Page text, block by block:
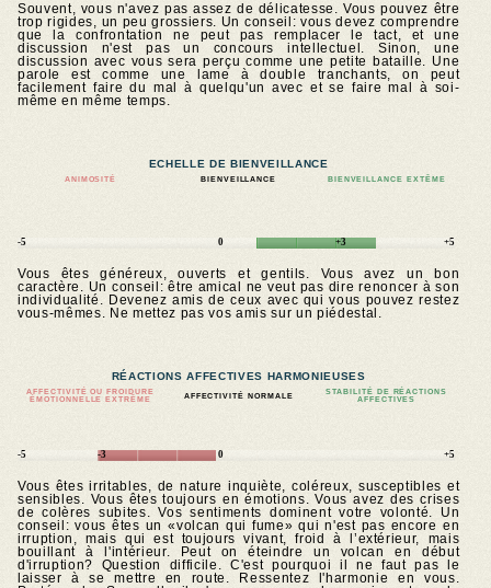
Souvent, vous n'avez pas assez de délicatesse. Vous pouvez être
trop rigides, un peu grossiers. Un conseil: vous devez comprendre
que la confrontation ne peut pas remplacer le tact, et une
discussion n'est pas un concours intellectuel. Sinon, une
discussion avec vous sera perçu comme une petite bataille. Une
parole est comme une lame à double tranchants, on peut
facilement faire du mal à quelqu'un avec et se faire mal à soi-
même en même temps.
ECHELLE DE BIENVEILLANCE
ANIMOSITÉ BIENVEILLANCE BIENVEILLANCE EXTÊME
-5 0 +3 +5
Vous êtes généreux, ouverts et gentils. Vous avez un bon
caractère. Un conseil: être amical ne veut pas dire renoncer à son
individualité. Devenez amis de ceux avec qui vous pouvez restez
vous-mêmes. Ne mettez pas vos amis sur un piédestal.
RÉACTIONS AFFECTIVES HARMONIEUSES
AFFECTIVITÉ OU FROIDURE
ÉMOTIONNELLE EXTRÊME
AFFECTIVITÉ NORMALE
STABILITÉ DE RÉACTIONS
AFFECTIVES
-5 -3 0 +5
Vous êtes irritables, de nature inquiète, coléreux, susceptibles et
sensibles. Vous êtes toujours en émotions. Vous avez des crises
de colères subites. Vos sentiments dominent votre volonté. Un
conseil: vous êtes un «volcan qui fume» qui n'est pas encore en
irruption, mais qui est toujours vivant, froid à l’extérieur, mais
bouillant à l'intérieur. Peut on éteindre un volcan en début
d'irruption? Question difficile. C'est pourquoi il ne faut pas le
laisser à se mettre en route. Ressentez l'harmonie en vous.